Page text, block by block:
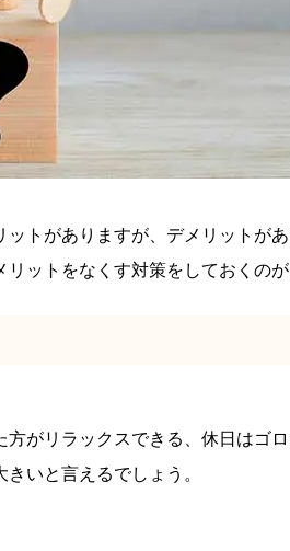
トがありますが、デメリットがあ
ットをなくす対策をしておくのが
がリラックスできる、休日はゴ
いと言えるでしょう。